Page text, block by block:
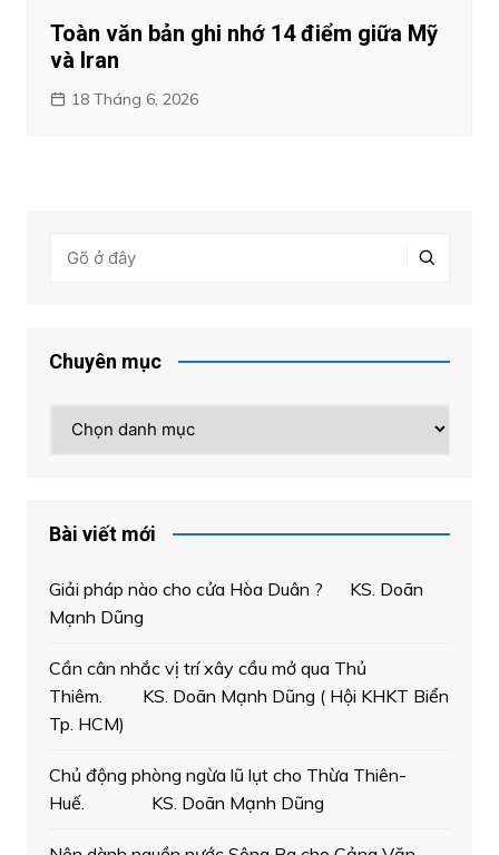
Toàn văn bản ghi nhớ 14 điểm giữa Mỹ
và Iran
18 Tháng 6, 2026
Chuyên mục
mục
Bài viết mới
Giải pháp nào cho cửa Hòa Duân ? KS. Doãn
Mạnh Dũng
Cần cân nhắc vị trí xây cầu mở qua Thủ
Thiêm. KS. Doãn Mạnh Dũng ( Hội KHKT Biển
Tp. HCM)
Chủ động phòng ngừa lũ lụt cho Thừa Thiên-
Huế. KS. Doãn Mạnh Dũng